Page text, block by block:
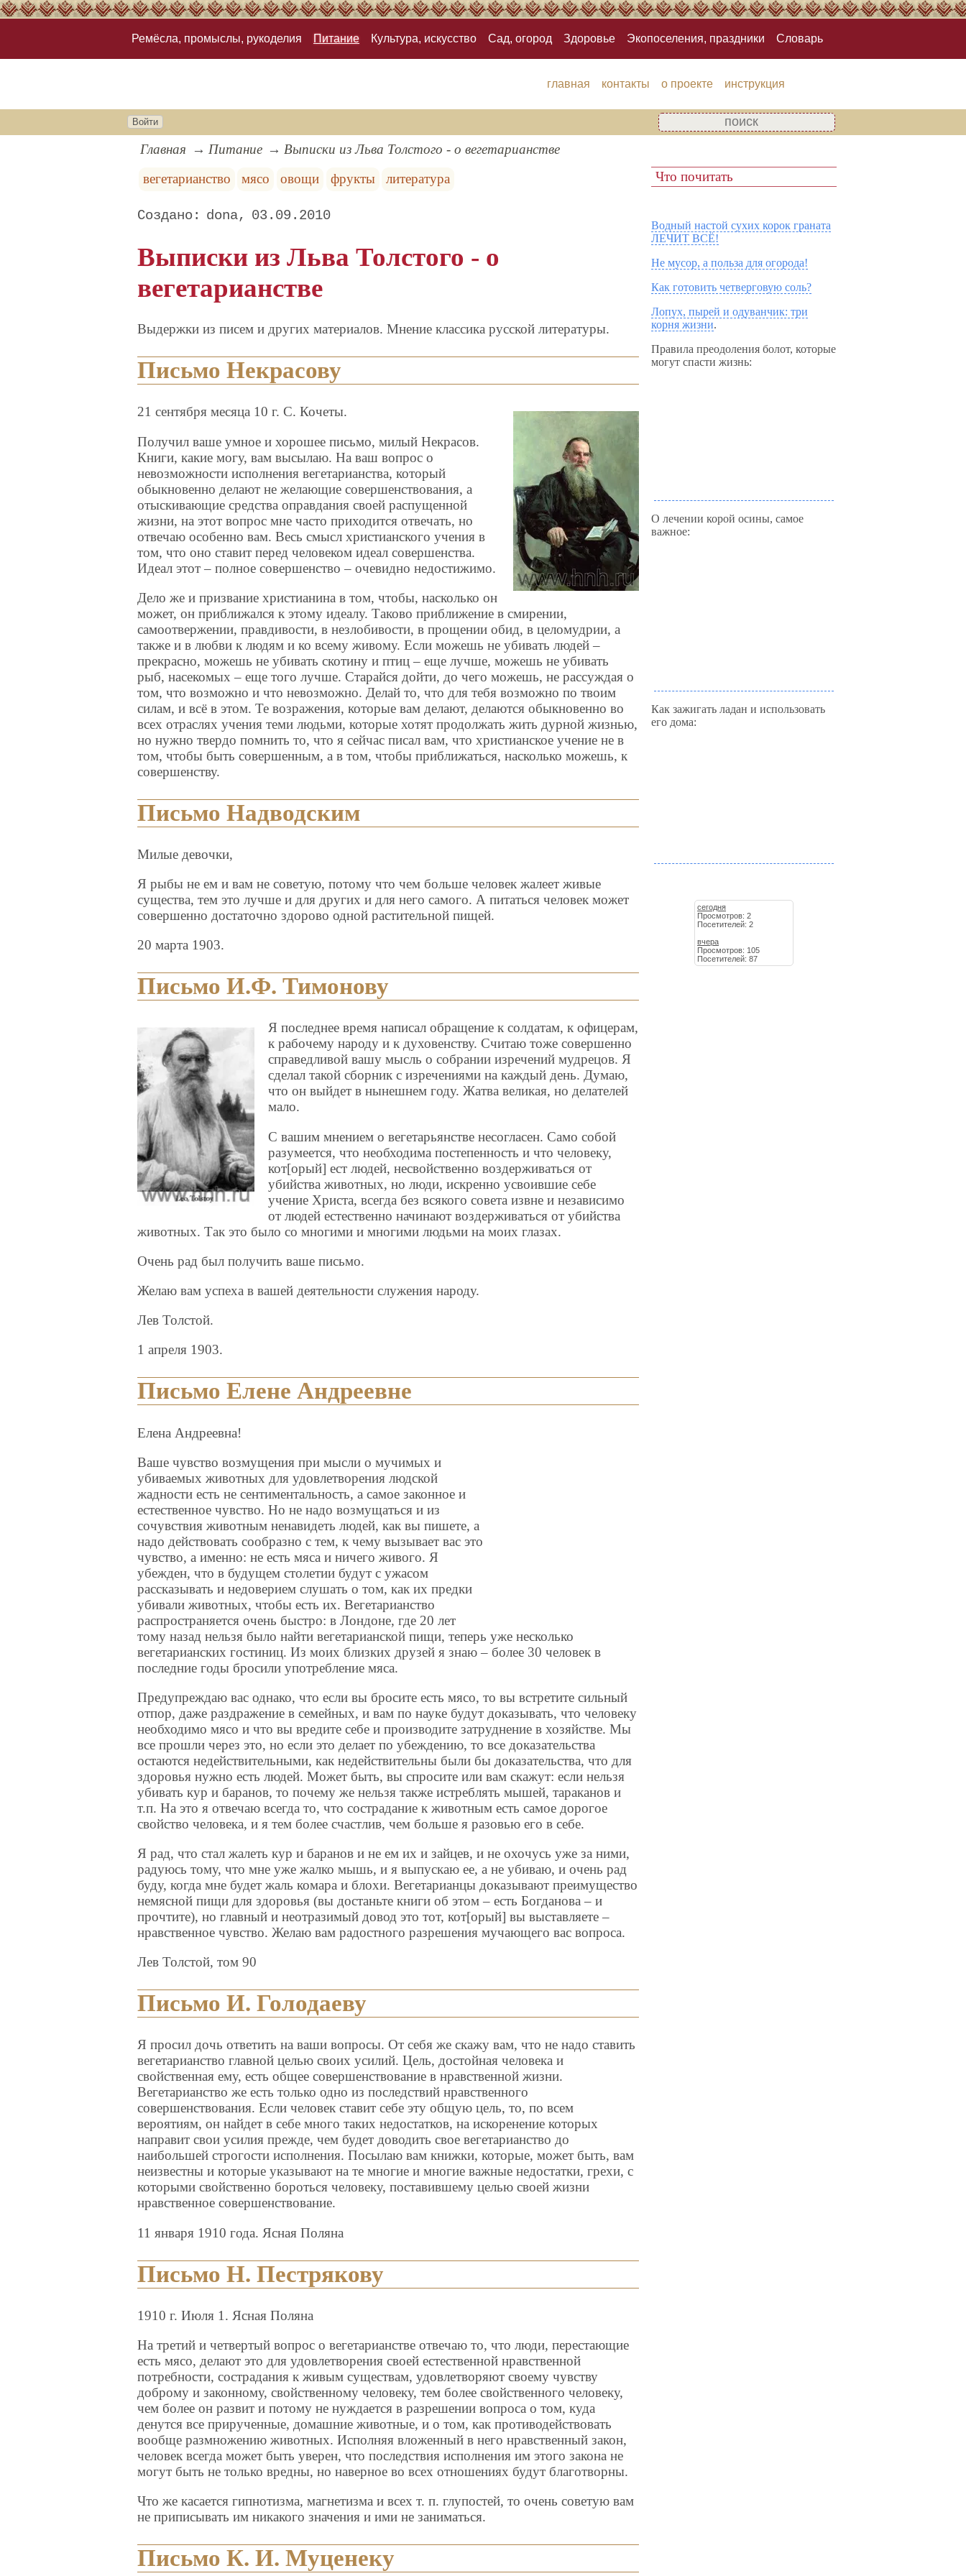
Ремёсла, промыслы, рукоделия Питание Культура, искусство Сад, огород Здоровье Экопоселения, праздники Словарь
главная контакты о проекте инструкция
Войти
Главная Питание
Выписки из Льва Толстого - о вегетарианстве
вегетарианство
мясо овощи фрукты литература
dona 03.09.2010
Выписки из Льва Толстого - о
вегетарианстве
Выдержки из писем и других материалов. Мнение классика русской литературы.
Письмо Некрасову
21 сентября месяца 10 г. С. Кочеты.
Получил ваше умное и хорошее письмо, милый Некрасов.
Книги, какие могу, вам высылаю. На ваш вопрос о
невозможности исполнения вегетарианства, который
обыкновенно делают не желающие совершенствования, а
отыскивающие средства оправдания своей распущенной
жизни, на этот вопрос мне часто приходится отвечать, но
отвечаю особенно вам. Весь смысл христианского учения в
том, что оно ставит перед человеком идеал совершенства.
Идеал этот – полное совершенство – очевидно недостижимо.
Дело же и призвание христианина в том, чтобы, насколько он
может, он приближался к этому идеалу. Таково приближение в смирении,
самоотвержении, правдивости, в незлобивости, в прощении обид, в целомудрии, а
также и в любви к людям и ко всему живому. Если можешь не убивать людей –
прекрасно, можешь не убивать скотину и птиц – еще лучше, можешь не убивать
рыб, насекомых – еще того лучше. Старайся дойти, до чего можешь, не рассуждая о
том, что возможно и что невозможно. Делай то, что для тебя возможно по твоим
силам, и всё в этом. Те возражения, которые вам делают, делаются обыкновенно во
всех отраслях учения теми людьми, которые хотят продолжать жить дурной жизнью,
но нужно твердо помнить то, что я сейчас писал вам, что христианское учение не в
том, чтобы быть совершенным, а в том, чтобы приближаться, насколько можешь, к
совершенству.
Письмо Надводским
Милые девочки,
Я рыбы не ем и вам не советую, потому что чем больше человек жалеет живые
существа, тем это лучше и для других и для него самого. А питаться человек может
совершенно достаточно здорово одной растительной пищей.
20 марта 1903.
Письмо И.Ф. Тимонову
Я последнее время написал обращение к солдатам, к офицерам,
к рабочему народу и к духовенству. Считаю тоже совершенно
справедливой вашу мысль о собрании изречений мудрецов. Я
сделал такой сборник с изречениями на каждый день. Думаю,
что он выйдет в нынешнем году. Жатва великая, но делателей
мало.
С вашим мнением о вегетарьянстве несогласен. Само собой
разумеется, что необходима постепенность и что человеку,
кот[орый] ест людей, несвойственно воздерживаться от
убийства животных, но люди, искренно усвоившие себе
учение Христа, всегда без всякого совета извне и независимо
от людей естественно начинают воздерживаться от убийства
животных. Так это было со многими и многими людьми на моих глазах.
Очень рад был получить ваше письмо.
Желаю вам успеха в вашей деятельности служения народу.
Лев Толстой.
1 апреля 1903.
Письмо Елене Андреевне
Елена Андреевна!
Ваше чувство возмущения при мысли о мучимых и
убиваемых животных для удовлетворения людской
жадности есть не сентиментальность, а самое законное и
естественное чувство. Но не надо возмущаться и из
сочувствия животным ненавидеть людей, как вы пишете, а
надо действовать сообразно с тем, к чему вызывает вас это
чувство, а именно: не есть мяса и ничего живого. Я
убежден, что в будущем столетии будут с ужасом
рассказывать и недоверием слушать о том, как их предки
убивали животных, чтобы есть их. Вегетарианство
распространяется очень быстро: в Лондоне, где 20 лет
тому назад нельзя было найти вегетарианской пищи, теперь уже несколько
вегетарианских гостиниц. Из моих близких друзей я знаю – более 30 человек в
последние годы бросили употребление мяса.
Предупреждаю вас однако, что если вы бросите есть мясо, то вы встретите сильный
отпор, даже раздражение в семейных, и вам по науке будут доказывать, что человеку
необходимо мясо и что вы вредите себе и производите затруднение в хозяйстве. Мы
все прошли через это, но если это делает по убеждению, то все доказательства
остаются недействительными, как недействительны были бы доказательства, что для
здоровья нужно есть людей. Может быть, вы спросите или вам скажут: если нельзя
убивать кур и баранов, то почему же нельзя также истреблять мышей, тараканов и
т.п. На это я отвечаю всегда то, что сострадание к животным есть самое дорогое
свойство человека, и я тем более счастлив, чем больше я разовью его в себе.
Я рад, что стал жалеть кур и баранов и не ем их и зайцев, и не охочусь уже за ними,
радуюсь тому, что мне уже жалко мышь, и я выпускаю ее, а не убиваю, и очень рад
буду, когда мне будет жаль комара и блохи. Вегетарианцы доказывают преимущество
немясной пищи для здоровья (вы достаньте книги об этом – есть Богданова – и
прочтите), но главный и неотразимый довод это тот, кот[орый] вы выставляете –
нравственное чувство. Желаю вам радостного разрешения мучающего вас вопроса.
Лев Толстой, том 90
Письмо И. Голодаеву
Я просил дочь ответить на ваши вопросы. От себя же скажу вам, что не надо ставить
вегетарианство главной целью своих усилий. Цель, достойная человека и
свойственная ему, есть общее совершенствование в нравственной жизни.
Вегетарианство же есть только одно из последствий нравственного
совершенствования. Если человек ставит себе эту общую цель, то, по всем
вероятиям, он найдет в себе много таких недостатков, на искоренение которых
направит свои усилия прежде, чем будет доводить свое вегетарианство до
наибольшей строгости исполнения. Посылаю вам книжки, которые, может быть, вам
неизвестны и которые указывают на те многие и многие важные недостатки, грехи, с
которыми свойственно бороться человеку, поставившему целью своей жизни
нравственное совершенствование.
11 января 1910 года. Ясная Поляна
Письмо Н. Пестрякову
1910 г. Июля 1. Ясная Поляна
На третий и четвертый вопрос о вегетарианстве отвечаю то, что люди, перестающие
есть мясо, делают это для удовлетворения своей естественной нравственной
потребности, сострадания к живым существам, удовлетворяют своему чувству
доброму и законному, свойственному человеку, тем более свойственного человеку,
чем более он развит и потому не нуждается в разрешении вопроса о том, куда
денутся все прирученные, домашние животные, и о том, как противодействовать
вообще размножению животных. Исполняя вложенный в него нравственный закон,
человек всегда может быть уверен, что последствия исполнения им этого закона не
могут быть не только вредны, но наверное во всех отношениях будут благотворны.
Что же касается гипнотизма, магнетизма и всех т. п. глупостей, то очень советую вам
не приписывать им никакого значения и ими не заниматься.
Письмо К. И. Муценеку
Что почитать
Водный настой сухих корок граната
ЛЕЧИТ ВСЁ!
Не мусор, а польза для огорода!
Как готовить четверговую соль?
Лопух, пырей и одуванчик: три
корня жизни.
Правила преодоления болот, которые
могут спасти жизнь:
О лечении корой осины, самое
важное:
Как зажигать ладан и использовать
его дома:
сегодня
Просмотров: 2
Посетителей: 2
вчера
Просмотров: 105
Посетителей: 87